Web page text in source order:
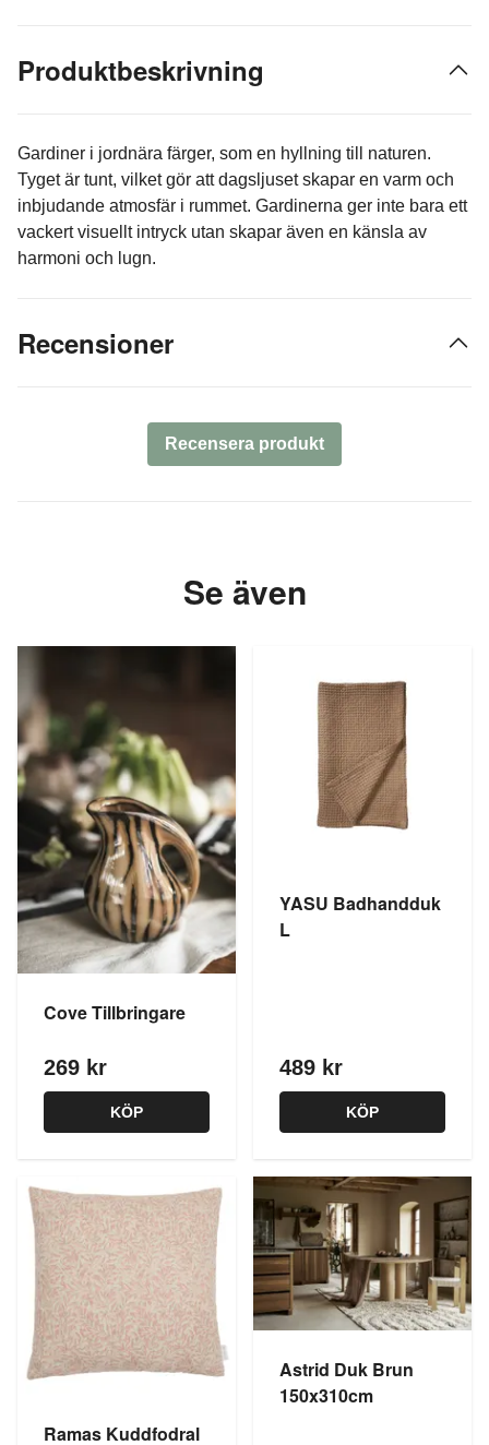
Produktbeskrivning
Gardiner i jordnära färger, som en hyllning till naturen.
Tyget är tunt, vilket gör att dagsljuset skapar en varm och
inbjudande atmosfär i rummet. Gardinerna ger inte bara ett
vackert visuellt intryck utan skapar även en känsla av
harmoni och lugn.
Recensioner
Recensera produkt
Se även
Cove Tillbringare
269 kr
KÖP
YASU Badhandduk
L
489 kr
KÖP
Ramas Kuddfodral
Astrid Duk Brun
150x310cm